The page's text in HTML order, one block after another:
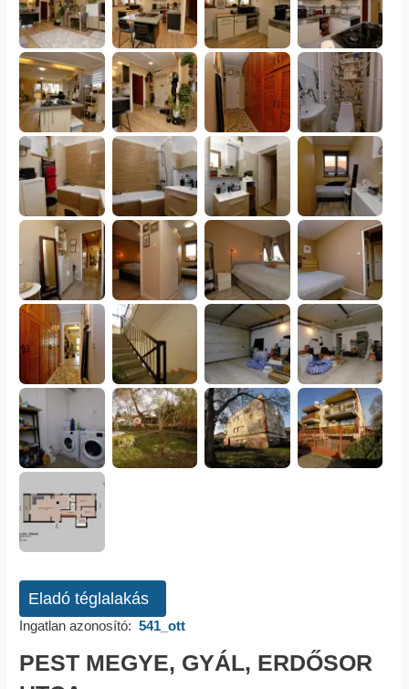
Eladó téglalakás
Ingatlan azonosító: 541_ott
PEST MEGYE, GYÁL, ERDŐSOR